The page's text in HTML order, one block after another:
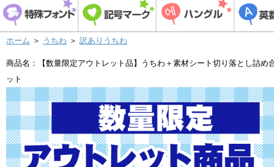
ホーム ＞ うちわ ＞ 訳ありうちわ
商品名：【数量限定アウトレット品】うちわ＋素材シート切り落とし詰め
ット